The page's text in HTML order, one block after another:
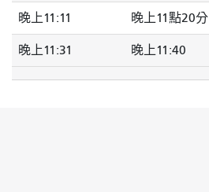
晚上11:11 晚上11點20分
晚上11:31 晚上11:40